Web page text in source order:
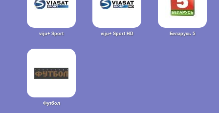
viju+ Sport viju+ Sport HD Беларусь 5
Футбол